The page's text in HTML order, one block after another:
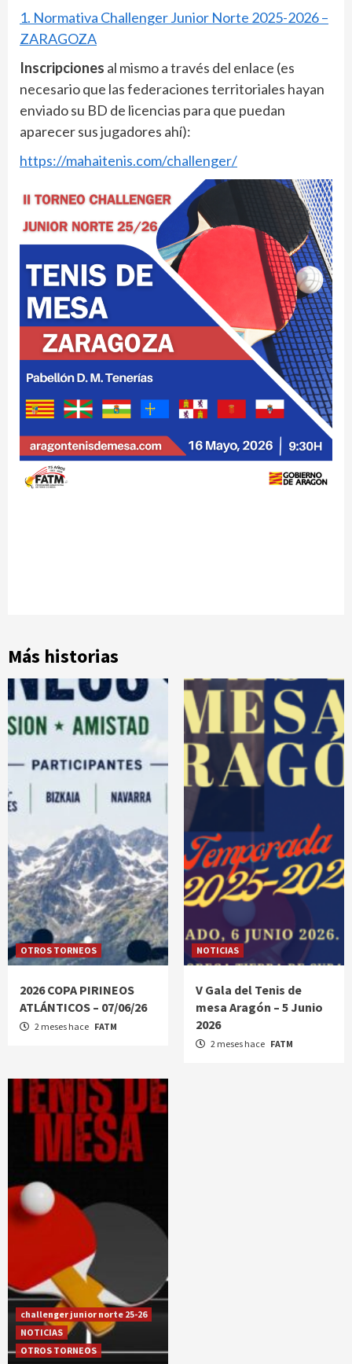
1. Normativa Challenger Junior Norte 2025-2026 –
ZARAGOZA
Inscripciones al mismo a través del enlace (es
necesario que las federaciones territoriales hayan
enviado su BD de licencias para que puedan
aparecer sus jugadores ahí):
https://mahaitenis.com/challenger/
Más historias
OTROS TORNEOS
2026 COPA PIRINEOS
ATLÁNTICOS – 07/06/26
2 meses hace FATM
NOTICIAS
V Gala del Tenis de
mesa Aragón – 5 Junio
2026
2 meses hace FATM
challenger junior norte 25-26
NOTICIAS
OTROS TORNEOS